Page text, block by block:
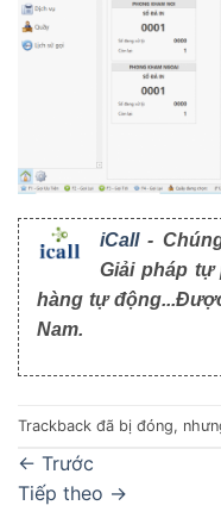
iCall-
Giải pháp tự
hàng tự
Nam.
Trackback đã bị đóng,
← Trước
Tiếp theo →